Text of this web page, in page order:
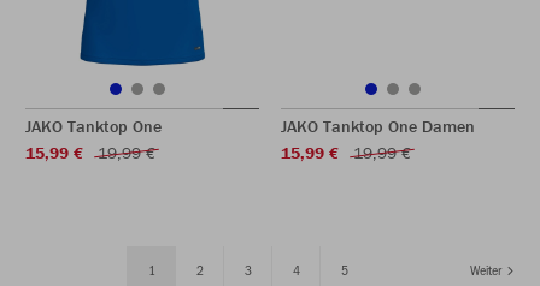
JAKO Tanktop One
15,99 €
19,99 €
JAKO Tanktop One Damen
15,99 €
19,99 €
1 2 3 4 5 Weiter